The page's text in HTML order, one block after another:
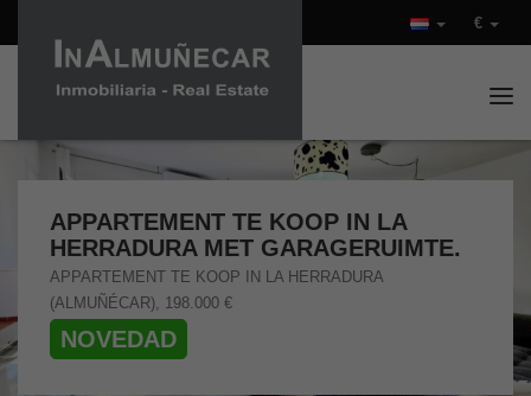
€
APPARTEMENT TE KOOP IN LA
HERRADURA MET GARAGERUIMTE.
APPARTEMENT TE KOOP IN LA HERRADURA
(ALMUÑÉCAR), 198.000 €
NOVEDAD